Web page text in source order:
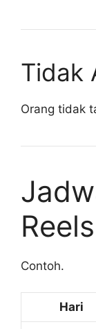
Tidak
Orang tidak
Contoh.
Hari